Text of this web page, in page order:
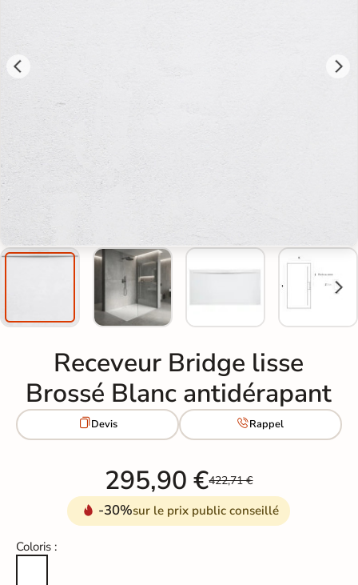
Receveur Bridge lisse
Brossé Blanc antidérapant
Devis Rappel
295,90 €422,71 €
-30%sur le prix public conseillé
Coloris :
Blanc